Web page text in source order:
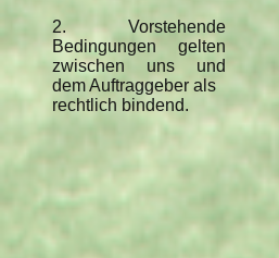
2. Vorstehende
Bedingungen gelten
zwischen uns und
dem Auftraggeber als
rechtlich bindend.